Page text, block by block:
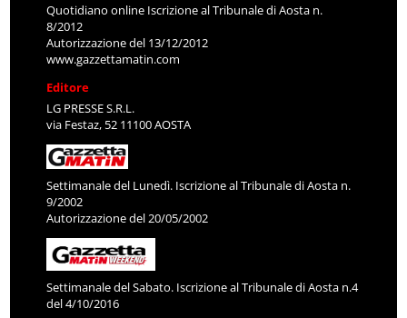
Quotidiano online Iscrizione al Tribunale di Aosta n.
8/2012
Autorizzazione del 13/12/2012
www.gazzettamatin.com
Editore
LG PRESSE S.R.L.
via Festaz, 52 11100 AOSTA
Settimanale del Lunedì. Iscrizione al Tribunale di Aosta n.
9/2002
Autorizzazione del 20/05/2002
Settimanale del Sabato. Iscrizione al Tribunale di Aosta n.4
del 4/10/2016